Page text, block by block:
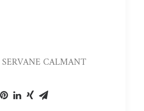
CALMANT